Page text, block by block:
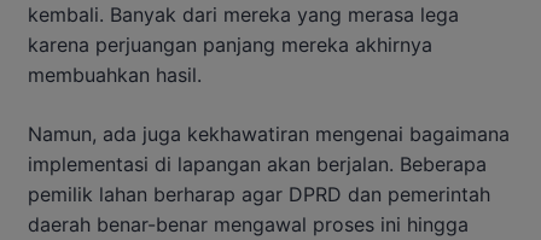
kembali. Banyak dari mereka yang merasa lega
karena perjuangan panjang mereka akhirnya
membuahkan hasil.
Namun, ada juga kekhawatiran mengenai bagaimana
implementasi di lapangan akan berjalan. Beberapa
pemilik lahan berharap agar DPRD dan pemerintah
daerah benar-benar mengawal proses ini hingga